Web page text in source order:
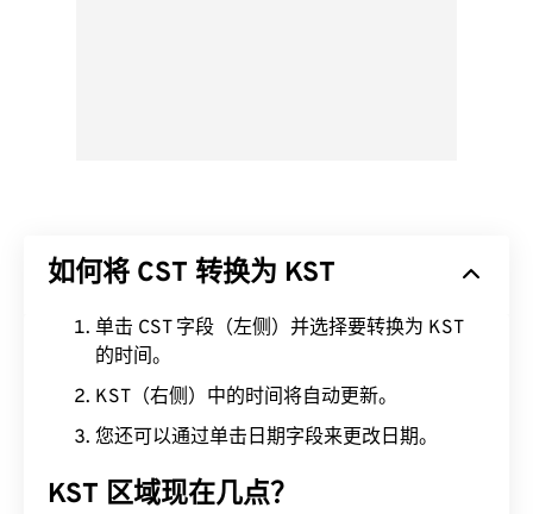
如何将 CST 转换为 KST
单击 CST 字段（左侧）并选择要转换为 KST
的时间。
KST（右侧）中的时间将自动更新。
您还可以通过单击日期字段来更改日期。
KST 区域现在几点？